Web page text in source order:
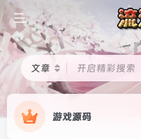
文章 开启精彩搜索
游戏源码